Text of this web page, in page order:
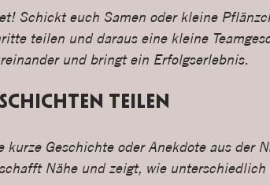
Schickt euch Samen oder kleine
teilen und daraus eine kleine
und bringt ein Erfolgserlebnis.
teilen
kurze Geschichte oder Anekdote aus der
Nähe und zeigt, wie